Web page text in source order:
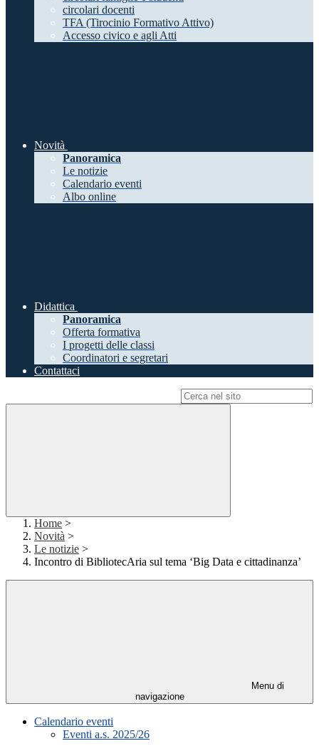
circolari docenti
TFA (Tirocinio Formativo Attivo)
Accesso civico e agli Atti
Novità
Panoramica
Le notizie
Calendario eventi
Albo online
Didattica
Panoramica
Offerta formativa
I progetti delle classi
Coordinatori e segretari
Contattaci
Home >
Novità >
Le notizie >
Incontro di BibliotecAria sul tema ‘Big Data e cittadinanza’
Menu di
navigazione
Calendario eventi
Eventi a.s. 2025/26